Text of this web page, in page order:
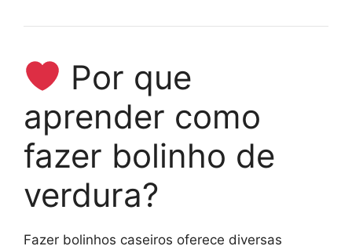
Por que
aprender como
fazer bolinho de
verdura?
Fazer bolinhos caseiros oferece diversas